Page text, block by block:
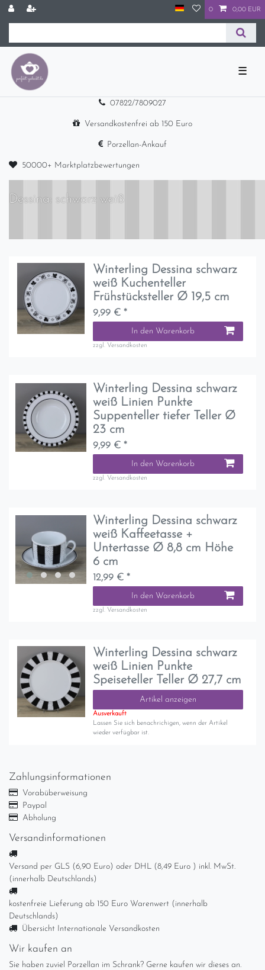
0 0,00 EUR
☰
07822/7809027
Versandkostenfrei ab 150 Euro
Porzellan-Ankauf
50000+ Marktplatzbewertungen
Dessina: schwarz weiß
Winterling Dessina schwarz
weiß Kuchenteller
Frühstücksteller Ø 19,5 cm
9,99 € *
In den Warenkorb
zzgl. Versandkosten
Winterling Dessina schwarz
weiß Linien Punkte
Suppenteller tiefer Teller Ø
23 cm
9,99 € *
In den Warenkorb
zzgl. Versandkosten
Winterling Dessina schwarz
weiß Kaffeetasse +
Untertasse Ø 8,8 cm Höhe
6 cm
12,99 € *
In den Warenkorb
zzgl. Versandkosten
Winterling Dessina schwarz
weiß Linien Punkte
Speiseteller Teller Ø 27,7 cm
Artikel anzeigen
Ausverkauft
Lassen Sie sich benachrichigen, wenn der Artikel
wieder verfügbar ist.
Zahlungsinformationen
Vorabüberweisung
Paypal
Abholung
Versandinformationen
Versand per GLS (6,90 Euro) oder DHL (8,49 Euro ) inkl. MwSt.
(innerhalb Deutschlands)
kostenfreie Lieferung ab 150 Euro Warenwert (innerhalb
Deutschlands)
Übersicht Internationale Versandkosten
Wir kaufen an
Sie haben zuviel Porzellan im Schrank? Gerne kaufen wir dieses an.